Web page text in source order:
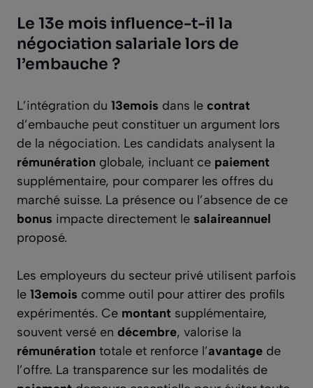
Le 13e mois influence-t-il la
négociation salariale lors de
l’embauche ?
L’intégration du 13emois dans le contrat
d’embauche peut constituer un argument lors
de la négociation. Les candidats analysent la
rémunération globale, incluant ce paiement
supplémentaire, pour comparer les offres du
marché suisse. La présence ou l’absence de ce
bonus impacte directement le salaireannuel
proposé.
Les employeurs du secteur privé utilisent parfois
le 13emois comme outil pour attirer des profils
expérimentés. Ce montant supplémentaire,
souvent versé en décembre, valorise la
rémunération totale et renforce l’avantage de
l’offre. La transparence sur les modalités de